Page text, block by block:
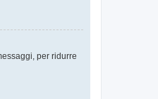
per ridurre